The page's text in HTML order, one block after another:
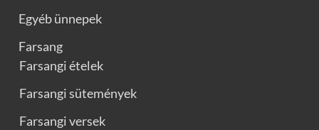
Egyéb ünnepek
Farsang
Farsangi ételek
Farsangi sütemények
Farsangi versek